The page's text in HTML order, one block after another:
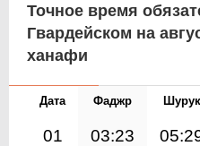
Точное время
Гвардейском на
ханафи
Дата Фаджр Шурук
01 03:23